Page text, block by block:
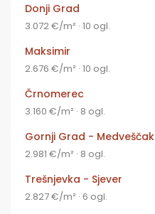
Donji Grad
3.072 €/m² · 10 ogl.
Maksimir
2.676 €/m² · 10 ogl.
Črnomerec
3.160 €/m² · 8 ogl.
Gornji Grad - Medveščak
2.981 €/m² · 8 ogl.
Trešnjevka - Sjever
2.827 €/m² · 6 ogl.